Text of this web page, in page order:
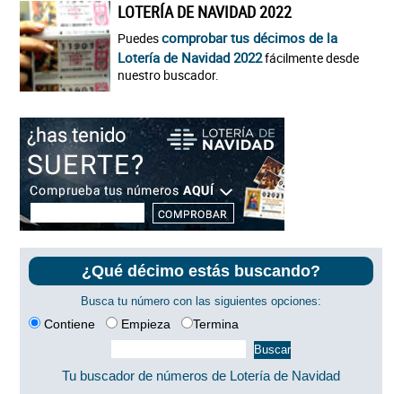
LOTERÍA DE NAVIDAD 2022
Puedescomprobar tus décimos de la
Lotería de Navidad 2022fácilmente desde
nuestro buscador.
¿Qué décimo estás buscando?
Busca tu número con las siguientes opciones:
Contiene Empieza Termina
Tu buscador de números de Lotería de Navidad